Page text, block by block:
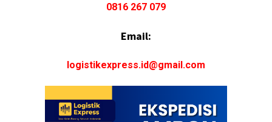
0816 267 079
Email:
logistikexpress.id@gmail.com